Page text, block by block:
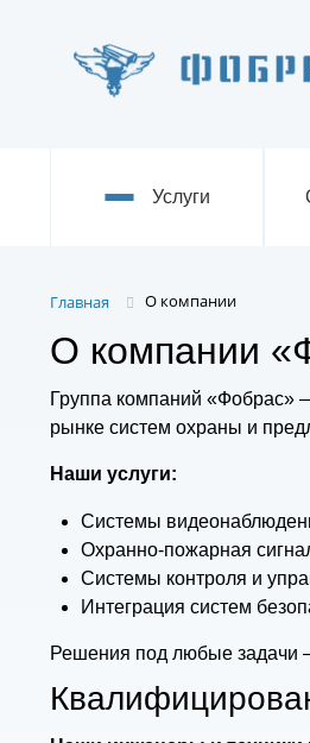
Услуги
Главная О компании
О компании
Группа компаний «Фобрас»
рынке систем охраны и
Наши услуги:
Системы
Охранно-пожарная
Системы контроля и
Интеграция систем
Решения под любые задачи